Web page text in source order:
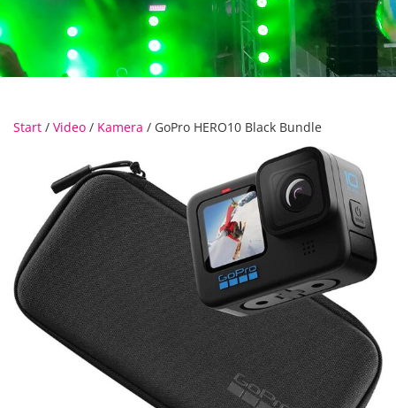
Start / Video / Kamera / GoPro HERO10 Black Bundle